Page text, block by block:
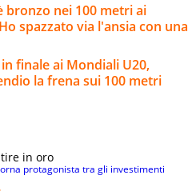
bronzo nei 100 metri ai
spazzato via l'ansia con una
finale ai Mondiali U20,
la frena sui 100 metri
in oro
protagonista tra gli investimenti